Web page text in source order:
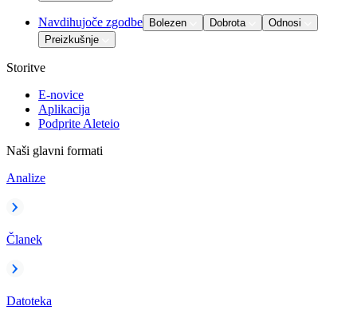
Navdihujoče zgodbe Bolezen Dobrota
Odnosi
Preizkušnje
Storitve
E-novice
Aplikacija
Podprite Aleteio
Naši glavni formati
Analize
Članek
Datoteka